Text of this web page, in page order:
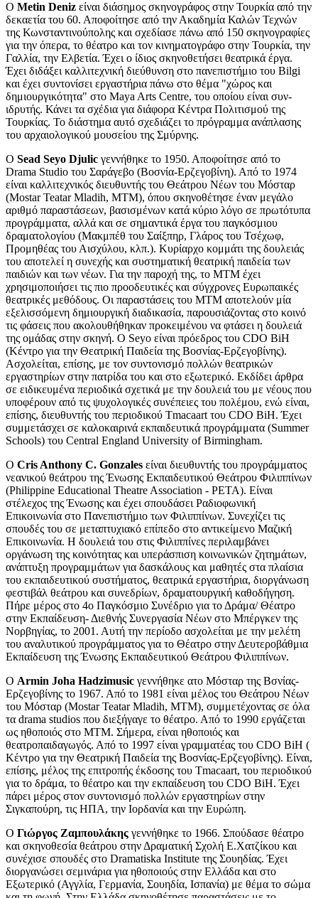
Ο Metin Deniz είναι διάσημος σκηνογράφος στην Τουρκία από την
δεκαετία του 60. Αποφοίτησε από την Ακαδημία Καλών Τεχνών
της Κωνσταντινούπολης και σχεδίασε πάνω από 150 σκηνογραφίες
για την όπερα, το θέατρο και τον κινηματογράφο στην Τουρκία, την
Γαλλία, την Ελβετία. Έχει ο ίδιος σκηνοθετήσει θεατρικά έργα.
Έχει διδάξει καλλιτεχνική διεύθυνση στο πανεπιστήμιο του Bilgi
και έχει συντονίσει εργαστήρια πάνω στο θέμα "χώρος και
δημιουργικότητα" στο Maya Arts Centre, του οποίου είναι συν-
ιδρυτής. Κάνει τα σχέδια για διάφορα Κέντρα Πολιτισμού της
Τουρκίας. Το διάστημα αυτό σχεδιάζει το πρόγραμμα ανάπλασης
του αρχαιολογικού μουσείου της Σμύρνης.
Ο Sead Seyo Djulic γεννήθηκε το 1950. Αποφοίτησε από το
Drama Studio του Σαράγεβο (Βοσνία-Ερζεγοβίνη). Από το 1974
είναι καλλιτεχνικός διευθυντής του Θεάτρου Νέων του Μόσταρ
(Mostar Teatar Mladih, ΜΤΜ), όπου σκηνοθέτησε έναν μεγάλο
αριθμό παραστάσεων, βασισμένων κατά κύριο λόγο σε πρωτότυπα
προγράμματα, αλλά και σε σημαντικά έργα του παγκόσμιου
δραματολογίου (Μακμπέθ του Σαίξπηρ, Γλάρος του Τσέχωφ,
Προμηθέας του Αισχύλου, κλπ.). Κυρίαρχο κομμάτι της δουλειάς
του αποτελεί η συνεχής και συστηματική θεατρική παιδεία των
παιδιών και των νέων. Για την παροχή της, το ΜΤΜ έχει
χρησιμοποιήσει τις πιο προοδευτικές και σύγχρονες Ευρωπαικές
θεατρικές μεθόδους. Οι παραστάσεις του ΜΤΜ αποτελούν μία
εξελισσόμενη δημιουργική διαδικασία, παρουσιάζοντας στο κοινό
τις φάσεις που ακολουθήθηκαν προκειμένου να φτάσει η δουλειά
της ομάδας στην σκηνή. Ο Seyo είναι πρόεδρος του CDO BiH
(Κέντρο για την Θεατρική Παιδεία της Βοσνίας-Ερζεγοβίνης).
Ασχολείται, επίσης, με τον συντονισμό πολλών θεατρικών
εργαστηρίων στην πατρίδα του και στο εξωτερικό. Εκδίδει άρθρα
σε ειδικευμένα περιοδικά σχετικά με την δουλειά του με νέους που
υποφέρουν από τις ψυχολογικές συνέπειες του πολέμου, ενώ είναι,
επίσης, διευθυντής του περιοδικού Tmacaart του CDO BiH. Έχει
συμμετάσχει σε καλοκαιρινά εκπαιδευτικά προγράμματα (Summer
Schools) του Central England University of Birmingham.
Ο Cris Anthony C. Gonzales είναι διευθυντής του προγράμματος
νεανικού θεάτρου της Ένωσης Εκπαιδευτικού Θεάτρου Φιλιππίνων
(Philippine Educational Theatre Association - PETA). Είναι
στέλεχος της Ένωσης και έχει σπουδάσει Ραδιοφωνική
Επικοινωνία στο Πανεπιστήμιο των Φιλιππίνων. Συνεχίζει τις
σπουδές του σε μεταπτυχιακό επίπεδο στο αντικείμενο Μαζική
Επικοινωνία. Η δουλειά του στις Φιλιππίνες περιλαμβάνει
οργάνωση της κοινότητας και υπεράσπιση κοινωνικών ζητημάτων,
ανάπτυξη προγραμμάτων για δασκάλους και μαθητές στα πλαίσια
του εκπαιδευτικού συστήματος, θεατρικά εργαστήρια, διοργάνωση
φεστιβάλ θεάτρου και συνεδρίων, δραματουργική καθοδήγηση.
Πήρε μέρος στο 4ο Παγκόσμιο Συνέδριο για το Δράμα/ Θέατρο
στην Εκπαίδευση- Διεθνής Συνεργασία Νέων στο Μπέργκεν της
Νορβηγίας, το 2001. Αυτή την περίοδο ασχολείται με την μελέτη
του αναλυτικού προγράμματος για το Θέατρο στην Δευτεροβάθμια
Εκπαίδευση της Ένωσης Εκπαιδευτικού Θεάτρου Φιλιππίνων.
O Armin Joha Hadzimusic γεννήθηκε ατο Μόσταρ της Βσνίας-
Ερζεγοβίνης το 1967. Από το 1981 είναι μέλος του Θεάτρου Νέων
του Μόσταρ (Mostar Teatar Mladih, MTM), συμμετέχοντας σε όλα
τα drama studios που διεξήγαγε το θέατρο. Από το 1990 εργάζεται
ως ηθοποιός στο ΜΤΜ. Σήμερα, είναι ηθοποιός και
θεατροπαιδαγωγός. Από το 1997 είναι γραμματέας του CDO BiH (
Κέντρο για την Θεατρική Παιδεία της Βοσνίας-Ερζεγοβίνης). Είναι,
επίσης, μέλος της επιτροπής έκδοσης του Tmacaart, του περιοδικού
για το δράμα, το θέατρο και την εκπαίδευση του CDO BiH. Έχει
πάρει μέρος στον συντονισμό πολλών εργαστηρίων στην
Σιγκαπούρη, τις ΗΠΑ, την Ιορδανία και την Ευρώπη.
O Γιώργος Ζαμπουλάκης γεννήθηκε το 1966. Σπούδασε θέατρο
και σκηνοθεσία θεάτρου στην Δραματική Σχολή Ε.Χατζίκου και
συνέχισε σπουδές στο Dramatiska Institute της Σουηδίας. Έχει
διοργανώσει σεμινάρια για ηθοποιούς στην Ελλάδα και στο
Εξωτερικό (Αγγλία, Γερμανία, Σουηδία, Ισπανία) με θέμα το σώμα